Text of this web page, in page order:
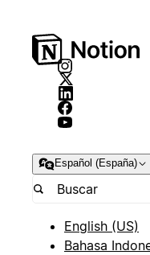
Español (España)
English (US)
Bahasa